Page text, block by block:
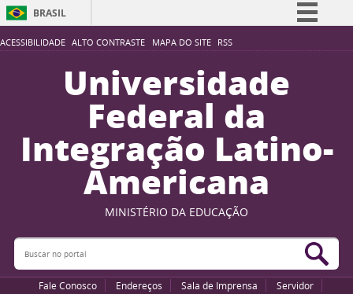
ACESSIBILIDADE ALTO CONTRASTE MAPA DO SITE RSS
BRASIL
Simplifique!
Participe
Acesso à informação
Legislação
Canais
Universidade
Federal da
Integração Latino-
Americana
MINISTÉRIO DA EDUCAÇÃO
Buscar no portal
Fale Conosco Endereços Sala de Imprensa
Servidor